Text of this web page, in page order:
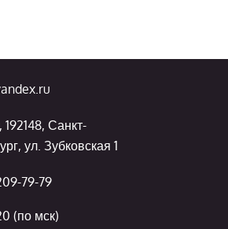
192148, Санкт-
ул. Зубковская 1
79-79
(по мск)